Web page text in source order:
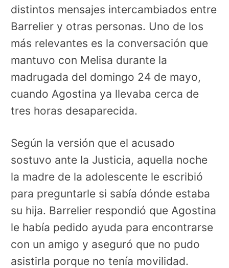
distintos mensajes intercambiados entre
Barrelier y otras personas. Uno de los
más relevantes es la conversación que
mantuvo con Melisa durante la
madrugada del domingo 24 de mayo,
cuando Agostina ya llevaba cerca de
tres horas desaparecida.
Según la versión que el acusado
sostuvo ante la Justicia, aquella noche
la madre de la adolescente le escribió
para preguntarle si sabía dónde estaba
su hija. Barrelier respondió que Agostina
le había pedido ayuda para encontrarse
con un amigo y aseguró que no pudo
asistirla porque no tenía movilidad.